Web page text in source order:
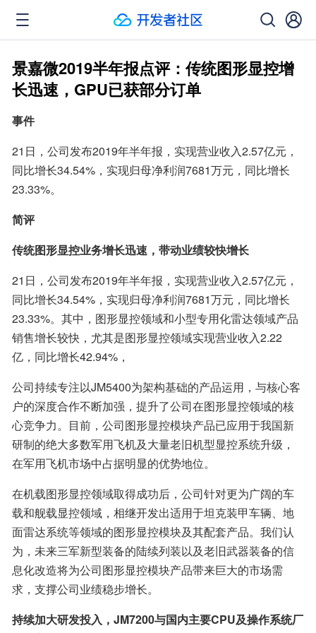
景嘉微2019半年报点评：传统图形显控增
长迅速，GPU已获部分订单
事件
21日，公司发布2019年半年报，实现营业收入2.57亿元，
同比增长34.54%，实现归母净利润7681万元，同比增长
23.33%。
简评
传统图形显控业务增长迅速，带动业绩较快增长
21日，公司发布2019年半年报，实现营业收入2.57亿元，
同比增长34.54%，实现归母净利润7681万元，同比增长
23.33%。其中，图形显控领域和小型专用化雷达领域产品
销售增长较快，尤其是图形显控领域实现营业收入2.22
亿，同比增长42.94%，
公司持续专注以JM5400为架构基础的产品运用，与核心客
户的深度合作不断加强，提升了公司在图形显控领域的核
心竞争力。目前，公司图形显控模块产品已应用于我国新
研制的绝大多数军用飞机及大量老旧机型显控系统升级，
在军用飞机市场中占据明显的优势地位。
在机载图形显控领域取得成功后，公司针对更为广阔的车
载和舰载显控领域，相继开发出适用于坦克装甲车辆、地
面雷达系统等领域的图形显控模块及其配套产品。我们认
为，未来三军新型装备的陆续列装以及老旧武器装备的信
息化改造将为公司图形显控模块产品带来巨大的市场需
求，支撑公司业绩稳步增长。
持续加大研发投入，JM7200与国内主要CPU及操作系统厂